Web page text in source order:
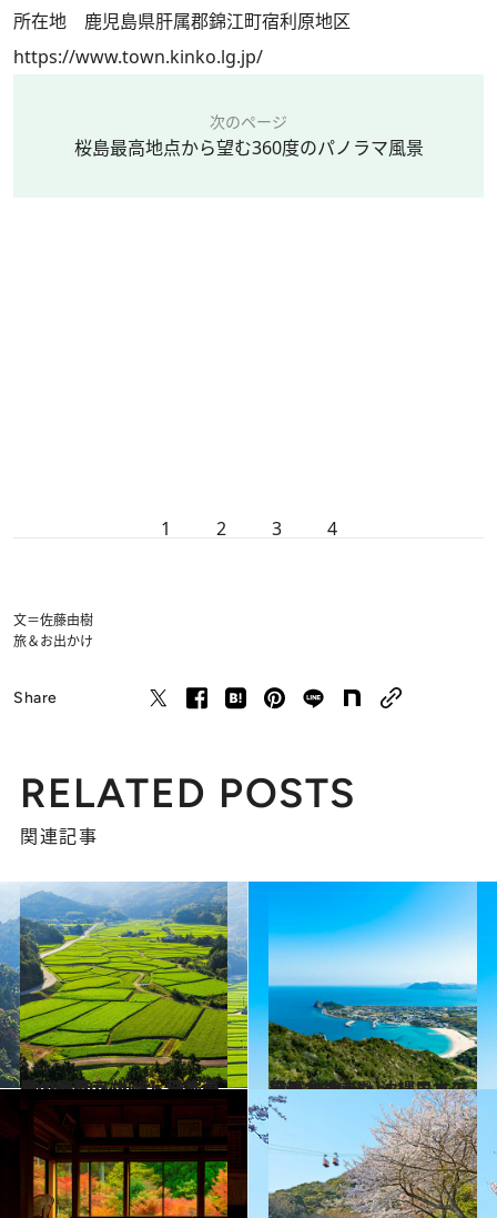
所在地 鹿児島県肝属郡錦江町宿利原地区
https://www.town.kinko.lg.jp/
次のページ
桜島最高地点から望む360度のパノラマ風景
1 2 3 4
文＝佐藤由樹
旅＆お出かけ
Share
RELATED POSTS
関連記事
2021.4.26
いつか行きたい！ 日本の春の絶景 ～九州・沖縄篇～《全40スポット》
旅＆お出かけ 2021.8.4
いつか行きたい！ 日本の絶景 ～九州・沖縄エリア 夏篇2021～
旅＆お出かけ